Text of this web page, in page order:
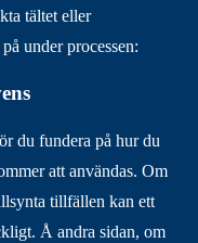
tältet eller
under processen:
du fundera på hur du
att användas. Om
tillfällen kan ett
Å andra sidan, om